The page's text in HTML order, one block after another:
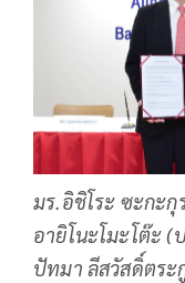
มร.อิชิโระ ซะกะ
อายิโนะโมะโต๊ะ
ปัทมา ลีสวัสดิ์ตระ